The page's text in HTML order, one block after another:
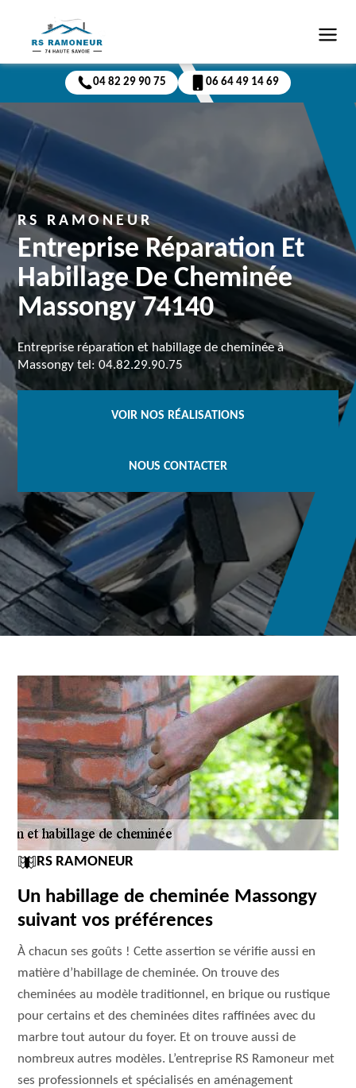
04 82 29 90 75 06 64 49 14 69
RS RAMONEUR
Entreprise Réparation Et
Habillage De Cheminée
Massongy 74140
Entreprise réparation et habillage de cheminée à
Massongy tel: 04.82.29.90.75
VOIR NOS RÉALISATIONS
NOUS CONTACTER
RS RAMONEUR
Un habillage de cheminée Massongy
suivant vos préférences
À chacun ses goûts ! Cette assertion se vérifie aussi en
matière d’habillage de cheminée. On trouve des
cheminées au modèle traditionnel, en brique ou rustique
pour certains et des cheminées dites raffinées avec du
marbre tout autour du foyer. Et on trouve aussi de
nombreux autres modèles. L’entreprise RS Ramoneur met
ses professionnels et spécialisés en aménagement